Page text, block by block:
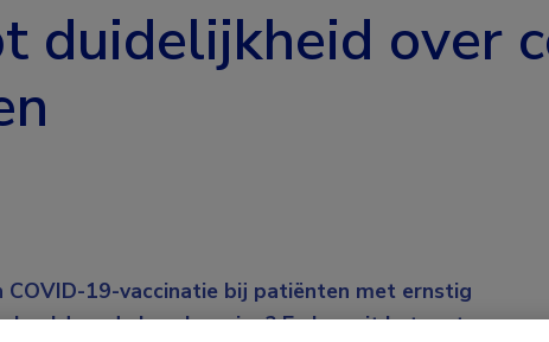
duidelijkheid over
19-vaccinatie bij patiënten met ernstig
voldoende bescherming? En hoe zit het met